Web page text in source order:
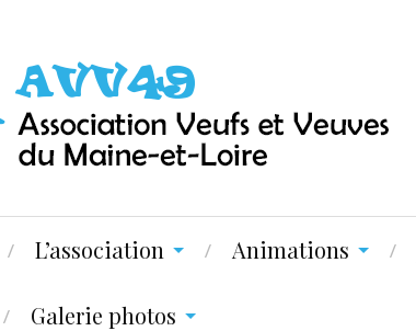
L’association Animations
Galerie photos